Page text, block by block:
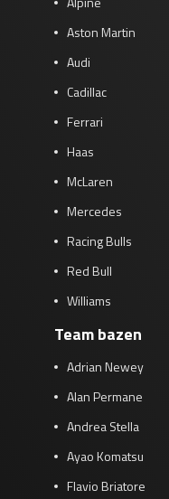
Aston Martin
Audi
Cadillac
Ferrari
Haas
McLaren
Mercedes
Racing Bulls
Red Bull
Williams
Team bazen
Adrian Newey
Alan Permane
Andrea Stella
Ayao Komatsu
Flavio Briatore